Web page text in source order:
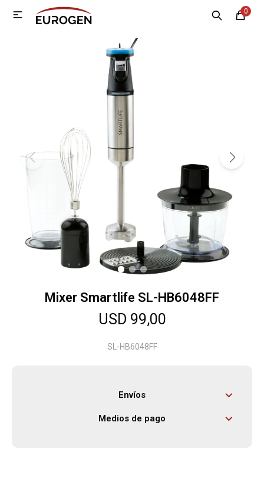
0

Mixer Smartlife SL-HB6048FF
USD 99,00
SL-HB6048FF
Envíos
Medios de pago
MI CUENTA
Contacto
Tecnología
Climatización
Bicicletas
Herramientas